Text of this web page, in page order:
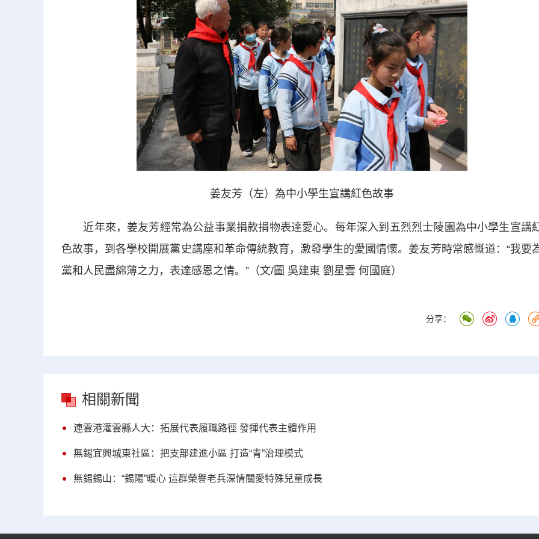
姜友芳（左）為中小學生宣講紅色故事
近年來，姜友芳經常為公益事業捐款捐物表達愛心。每年深入到五烈烈士陵園為中小學生宣講
色故事，到各學校開展黨史講座和革命傳統教育，激發學生的愛國情懷。姜友芳時常感慨道：“我要
黨和人民盡綿薄之力，表達感恩之情。”（文/圖 吳建東 劉星雲 何國庭）
分享：
相關新聞
連雲港灌雲縣人大：拓展代表履職路徑 發揮代表主體作用
無錫宜興城東社區：把支部建進小區 打造“青”治理模式
無錫錫山：“錫陽”暖心 這群榮譽老兵深情關愛特殊兒童成長